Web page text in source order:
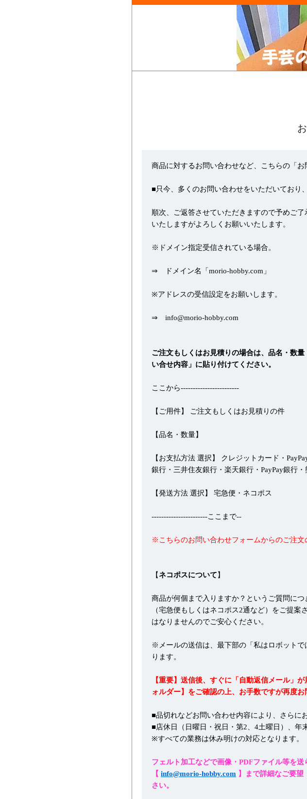
商品に対するお問い合わせなど、こちらの「
■只今、多くのお問い合わせをいただいており
順次、ご返答させていただきますので予めご
いたしますがよろしくお願いいたします。
※ドメイン指定受信されている場合。
⇒ ドメイン名「morio-hobby.com」
※アドレスの受信設定をお願いします。
⇒ info@morio-hobby.com
ご注文もしくはお見積りの場合は、品名・数
い合せ内容」に貼り付けてください。
ここから------------------------
【ご用件】 ご注文もしくはお見積りの件
【品名・数量】
【お支払方法 選択】 クレジットカード・
銀行・三井住友銀行・楽天銀行・PayPay銀行・
【発送方法 選択】 宅急便・ネコポス
-----------------------ここまで--
※こちらのお問い合わせフォームからのご注文
【ネコポスについて 】
商品が何個まで入りますか？というご質問に
（宅急便もしくはネコポス2通など）をご提
はなりませんのでご安心ください。
※メールの送信は、最下部の「私はロボット
ります。
【重要】送信後、すぐに「自動返信メール」
ォルダー】をご確認の上、お手数ですが再度お
■品切れなどお問い合わせ内容により、さらに
■店休日（日曜日・祝日・第2、4土曜日）、年
※すべての業務は休み明けの対応となります。
フェルト加工などで画像・PDFファイル等を
【 info@morio-hobby.com 】まで詳細なご要
さい。